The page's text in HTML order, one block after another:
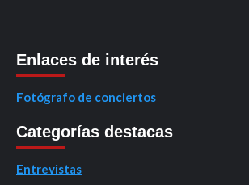
Enlaces de interés
Fotógrafo de conciertos
Categorías destacas
Entrevistas